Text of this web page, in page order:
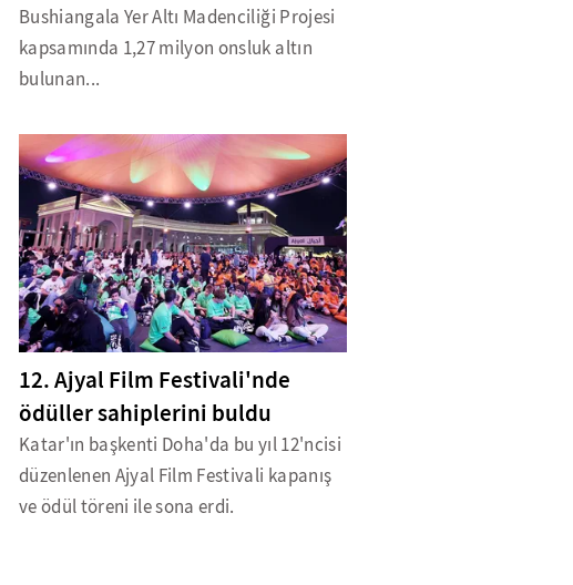
Bushiangala Yer Altı Madenciliği Projesi
kapsamında 1,27 milyon onsluk altın
bulunan...
12. Ajyal Film Festivali'nde
ödüller sahiplerini buldu
Katar'ın başkenti Doha'da bu yıl 12'ncisi
düzenlenen Ajyal Film Festivali kapanış
ve ödül töreni ile sona erdi.